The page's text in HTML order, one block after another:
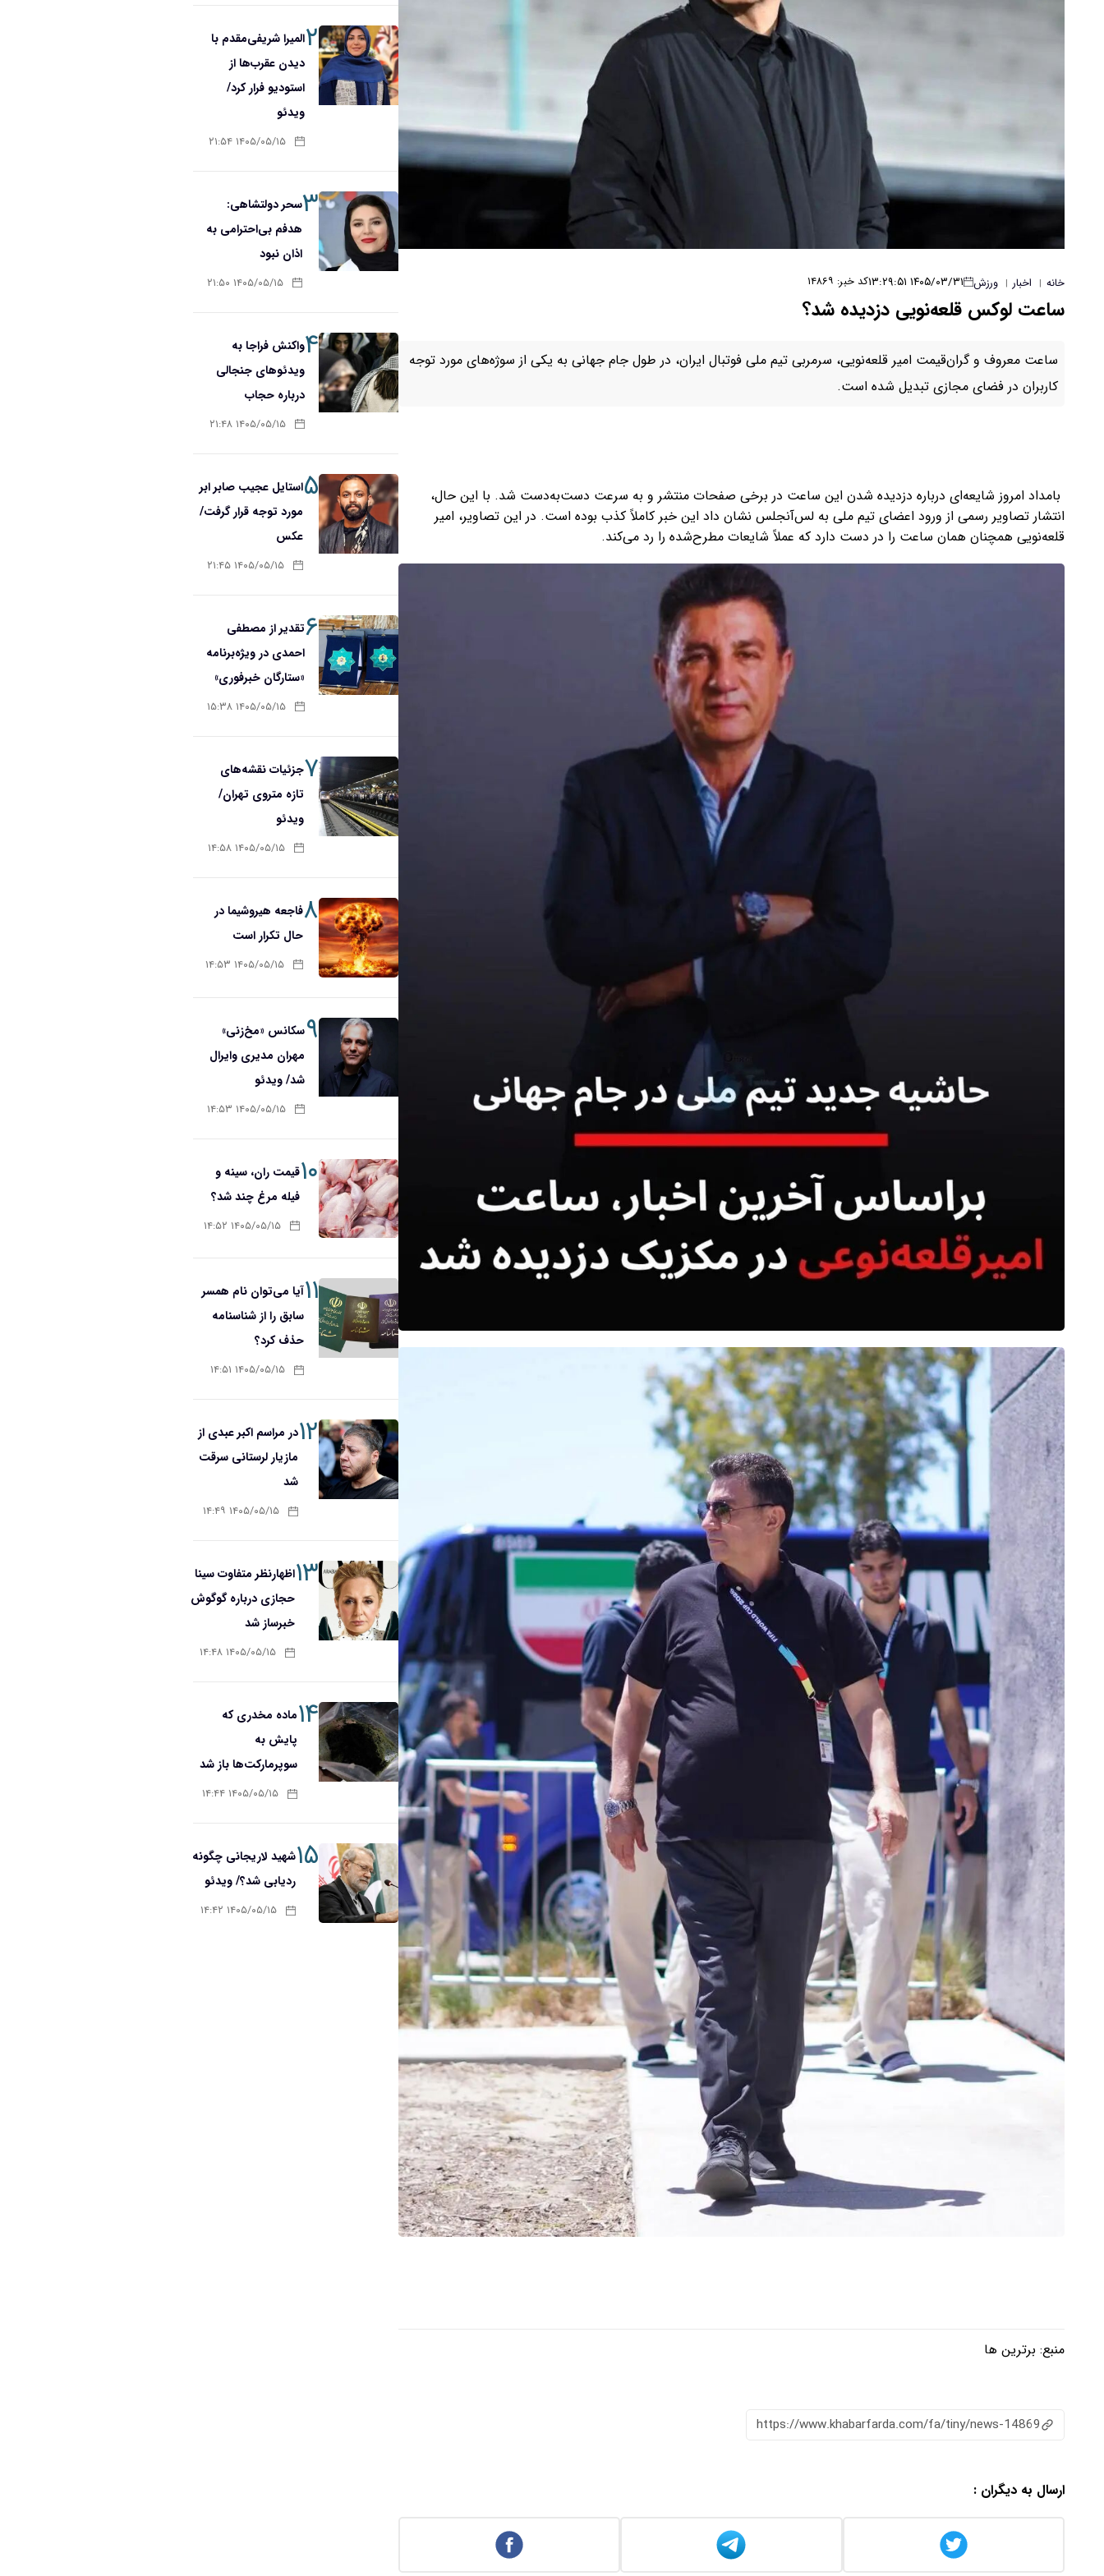
خانه | اخبار | ورزش ۱۴۰۵/۰۳/۳۱ ۱۳:۲۹:۵۱ کد خبر: ۱۴۸۶۹
ساعت لوکس قلعه‌نویی دزدیده شد؟
ساعت معروف و گران‌قیمت امیر قلعه‌نویی، سرمربی تیم ملی فوتبال ایران، در طول جام جهانی به یکی از سوژه‌های مورد توجه
کاربران در فضای مجازی تبدیل شده است.
بامداد امروز شایعه‌ای درباره دزدیده شدن این ساعت در برخی صفحات منتشر و به سرعت دست‌به‌دست شد. با این حال،
انتشار تصاویر رسمی از ورود اعضای تیم ملی به لس‌آنجلس نشان داد این خبر کاملاً کذب بوده است. در این تصاویر، امیر
قلعه‌نویی همچنان همان ساعت را در دست دارد که عملاً شایعات مطرح‌شده را رد می‌کند.
منبع: برترین ها
https://www.khabarfarda.com/fa/tiny/news-14869
ارسال به دیگران :
۲المیرا شریفی‌مقدم با
دیدن عقرب‌ها از
استودیو فرار کرد/
ویدئو
۱۴۰۵/۰۵/۱۵ ۲۱:۵۴
۳سحر دولتشاهی:
هدفم بی‌احترامی به
اذان نبود
۱۴۰۵/۰۵/۱۵ ۲۱:۵۰
۴واکنش فراجا به
ویدئوهای جنجالی
درباره حجاب
۱۴۰۵/۰۵/۱۵ ۲۱:۴۸
۵استایل عجیب صابر ابر
مورد توجه قرار گرفت/
عکس
۱۴۰۵/۰۵/۱۵ ۲۱:۴۵
۶تقدیر از مصطفی
احمدی در ویژه‌برنامه
«ستارگان خبرفوری»
۱۴۰۵/۰۵/۱۵ ۱۵:۳۸
۷جزئیات نقشه‌های
تازه متروی تهران/
ویدئو
۱۴۰۵/۰۵/۱۵ ۱۴:۵۸
۸فاجعه هیروشیما در
حال تکرار است
۱۴۰۵/۰۵/۱۵ ۱۴:۵۳
۹سکانس «مخ‌زنی»
مهران مدیری وایرال
شد/ ویدئو
۱۴۰۵/۰۵/۱۵ ۱۴:۵۳
۱۰قیمت ران، سینه و
فیله مرغ چند شد؟
۱۴۰۵/۰۵/۱۵ ۱۴:۵۲
۱۱آیا می‌توان نام همسر
سابق را از شناسنامه
حذف کرد؟
۱۴۰۵/۰۵/۱۵ ۱۴:۵۱
۱۲در مراسم اکبر عبدی از
مازیار لرستانی سرقت
شد
۱۴۰۵/۰۵/۱۵ ۱۴:۴۹
۱۳اظهارنظر متفاوت سینا
حجازی درباره گوگوش
خبرساز شد
۱۴۰۵/۰۵/۱۵ ۱۴:۴۸
۱۴ماده مخدری که
پایش به
سوپرمارکت‌ها باز شد
۱۴۰۵/۰۵/۱۵ ۱۴:۴۴
۱۵شهید لاریجانی چگونه
ردیابی شد؟/ ویدئو
۱۴۰۵/۰۵/۱۵ ۱۴:۴۲